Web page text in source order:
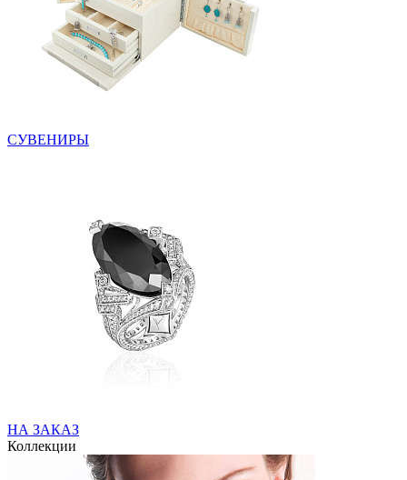
СУВЕНИРЫ
НА ЗАКАЗ
Коллекции